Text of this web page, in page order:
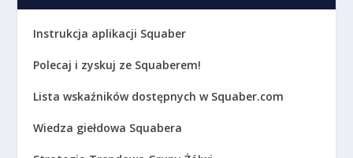
Instrukcja aplikacji Squaber
Polecaj i zyskuj ze Squaberem!
Lista wskaźników dostępnych w Squaber.com
Wiedza giełdowa Squabera